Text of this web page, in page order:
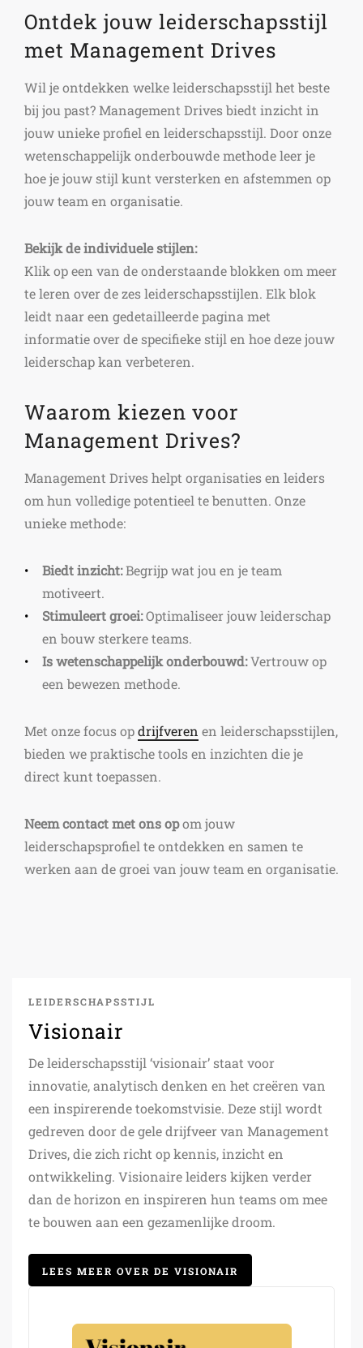
Ontdek jouw leiderschapsstijl
met Management Drives
Wil je ontdekken welke leiderschapsstijl het beste
bij jou past? Management Drives biedt inzicht in
jouw unieke profiel en leiderschapsstijl. Door onze
wetenschappelijk onderbouwde methode leer je
hoe je jouw stijl kunt versterken en afstemmen op
jouw team en organisatie.
Bekijk de individuele stijlen:
Klik op een van de onderstaande blokken om meer
te leren over de zes leiderschapsstijlen. Elk blok
leidt naar een gedetailleerde pagina met
informatie over de specifieke stijl en hoe deze jouw
leiderschap kan verbeteren.
Waarom kiezen voor
Management Drives?
Management Drives helpt organisaties en leiders
om hun volledige potentieel te benutten. Onze
unieke methode:
Biedt inzicht:Begrijp wat jou en je team
motiveert.
Stimuleert groei:Optimaliseer jouw leiderschap
en bouw sterkere teams.
Is wetenschappelijk onderbouwd:Vertrouw op
een bewezen methode.
Met onze focus opdrijfveren en leiderschapsstijlen,
bieden we praktische tools en inzichten die je
direct kunt toepassen.
Neem contact met ons opom jouw
leiderschapsprofiel te ontdekken en samen te
werken aan de groei van jouw team en organisatie.
LEIDERSCHAPSSTIJL
Visionair
De leiderschapsstijl ‘visionair’ staat voor
innovatie, analytisch denken en het creëren van
een inspirerende toekomstvisie. Deze stijl wordt
gedreven door de gele drijfveer van Management
Drives, die zich richt op kennis, inzicht en
ontwikkeling. Visionaire leiders kijken verder
dan de horizon en inspireren hun teams om mee
te bouwen aan een gezamenlijke droom.
LEES MEER OVER DE VISIONAIR